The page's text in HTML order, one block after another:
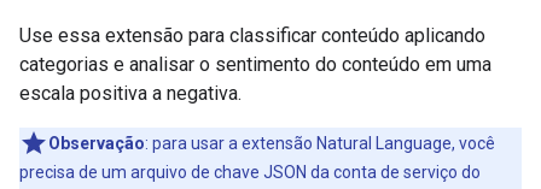
Use essa extensão para classificar conteúdo aplicando
categorias e analisar o sentimento do conteúdo em uma
escala positiva a negativa.
Observação: para usar a extensão Natural Language, você
precisa de um arquivo de chave JSON da conta de serviço do